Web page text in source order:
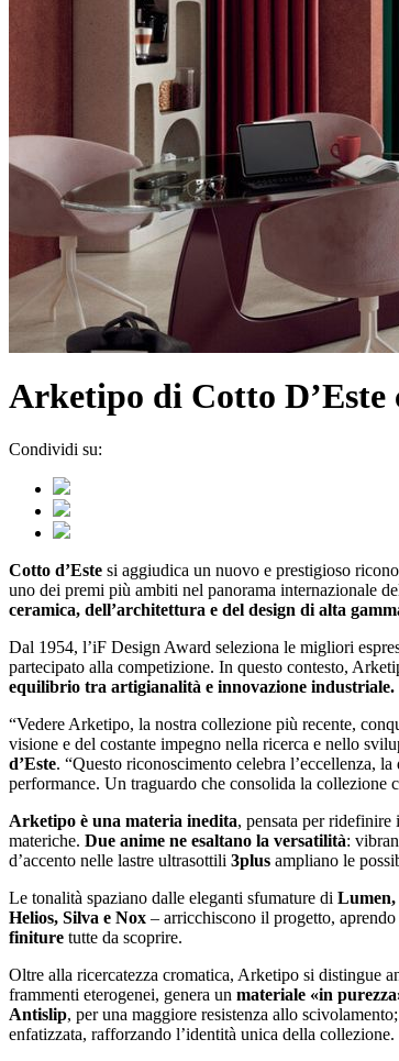
Arketipo di Cotto D’Este
Condividi su:
Cotto d’Este si aggiudica un nuovo e prestigioso
uno dei premi più ambiti nel panorama internazionale
ceramica, dell’architettura e del design di alta
Dal 1954, l’iF Design Award seleziona le migliori
partecipato alla competizione. In questo contesto,
equilibrio tra artigianalità e innovazione industriale.
“Vedere Arketipo, la nostra collezione più recente,
visione e del costante impegno nella ricerca e nello
d’Este. “Questo riconoscimento celebra l’eccellenza,
performance. Un traguardo che consolida la
Arketipo è una materia inedita, pensata per
materiche. Due anime ne esaltano la versatilità:
d’accento nelle lastre ultrasottili 3plus ampliano le
Le tonalità spaziano dalle eleganti sfumature di Lumen,
Helios, Silva e Nox – arricchiscono il progetto,
finiture tutte da scoprire.
Oltre alla ricercatezza cromatica, Arketipo si distingue
frammenti eterogenei, genera un materiale «in
Antislip, per una maggiore resistenza allo scivolamento;
enfatizzata, rafforzando l’identità unica della collezione.